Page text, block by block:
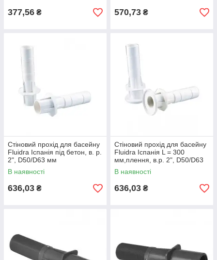
377,56 ₴ 570,73 ₴
Стіновий прохід для басейну
Fluidra Іспанія під бетон, в. р.
2", D50/D63 мм
В наявності
636,03 ₴
Стіновий прохід для басейну
Fluidra Іспанія L = 300
мм,плення, в.р. 2", D50/D63
мм
В наявності
636,03 ₴